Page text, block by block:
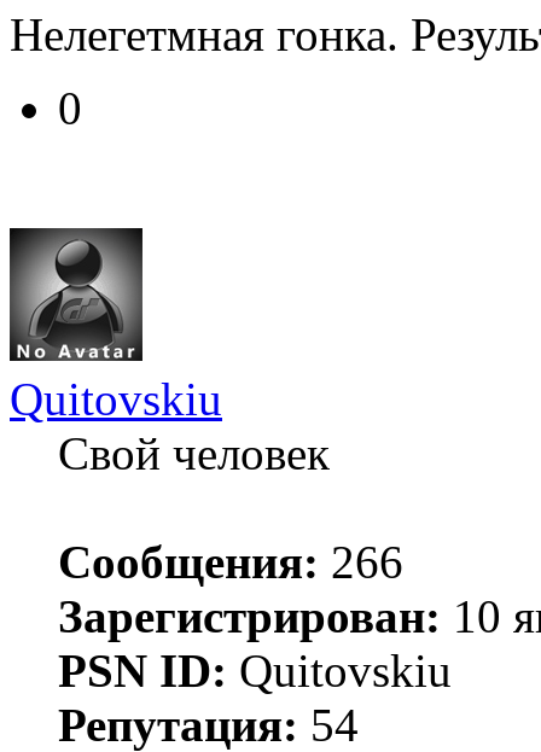
Нелегетмная гонка.
0
Quitovskiu
Свой человек
Сообщения: 266
Зарегистрирован: 10
PSN ID: Quitovskiu
Репутация: 54